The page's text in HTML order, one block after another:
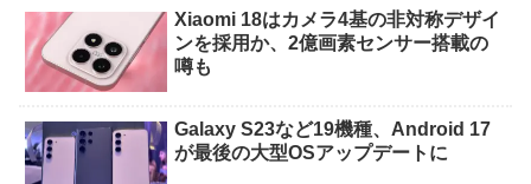
Xiaomi 18はカメラ4基の非対称デザイ
ンを採用か、2億画素センサー搭載の
噂も
Galaxy S23など19機種、Android 17
が最後の大型OSアップデートに